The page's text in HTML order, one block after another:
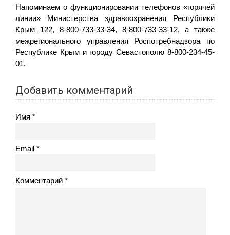
Напоминаем о функционировании телефонов «горячей
линии» Министерства здравоохранения Республики
Крым 122, 8-800-733-33-34, 8-800-733-33-12, а также
межрегионального управления Роспотребнадзора по
Республике Крым и городу Севастополю 8-800-234-45-
01.
Добавить комментарий
Имя
Email
Комментарий